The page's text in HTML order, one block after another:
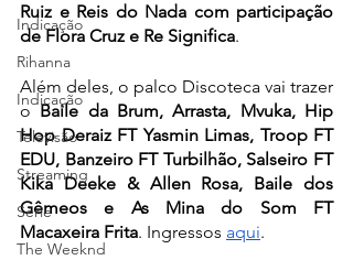
Indicação
Rihanna
Indicação
Televisão
Streaming
Série
The Weeknd
Ruiz e Reis do Nada com participação
de Flora Cruz e Re Significa.
Além deles, o palco Discoteca vai trazer
o Baile da Brum, Arrasta, Mvuka, Hip
Hop Deraiz FT Yasmin Limas, Troop FT
EDU, Banzeiro FT Turbilhão, Salseiro FT
Kika Deeke & Allen Rosa, Baile dos
Gêmeos e As Mina do Som FT
Macaxeira Frita. Ingressos aqui.